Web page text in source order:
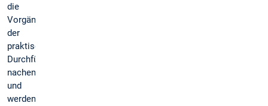
die
Vorgänge
der
praktischen
Durchführung
nachempfinden
und
werden